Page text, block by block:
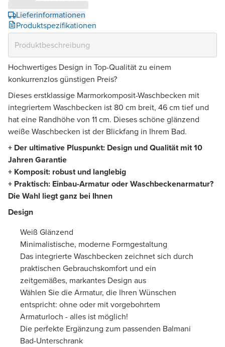
Lieferinformationen
Produktspezifikationen
Hochwertiges Design in Top-Qualität zu einem
konkurrenzlos günstigen Preis?
Dieses erstklassige Marmorkomposit-Waschbecken mit
integriertem Waschbecken ist 80 cm breit, 46 cm tief und
hat eine Randhöhe von 11 cm. Dieses schöne glänzend
weiße Waschbecken ist der Blickfang in Ihrem Bad.
+ Der ultimative Pluspunkt: Design und Qualität mit 10
Jahren Garantie
+ Komposit: robust und langlebig
+ Praktisch: Einbau-Armatur oder Waschbeckenarmatur?
Die Wahl liegt ganz bei Ihnen
Design
Weiß Glänzend
Minimalistische, moderne Formgestaltung
Das integrierte Waschbecken zeichnet sich durch
praktischen Gebrauchskomfort und ein
zeitgemäßes, markantes Design aus
Wählen Sie die Armatur, die Ihren Wünschen
entspricht: ohne oder mit vorgebohrtem
Armaturloch - alles ist möglich!
Die perfekte Ergänzung zum passenden Balmani
Bad-Unterschrank